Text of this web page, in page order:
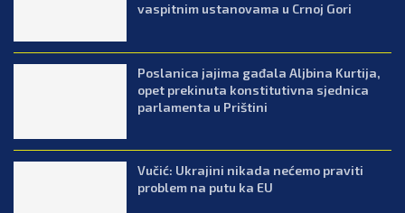
vaspitnim ustanovama u Crnoj Gori
Poslanica jajima gađala Aljbina Kurtija,
opet prekinuta konstitutivna sjednica
parlamenta u Prištini
Vučić: Ukrajini nikada nećemo praviti
problem na putu ka EU